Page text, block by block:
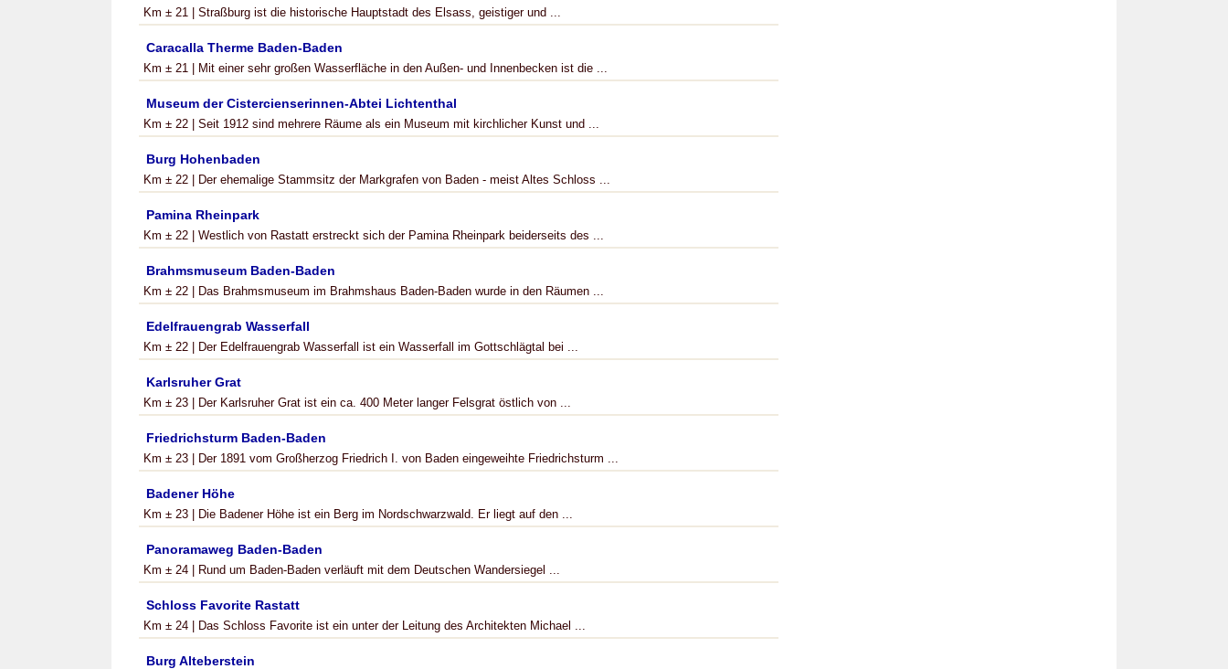
Km ± 21 | Straßburg ist die historische Hauptstadt des Elsass, geistiger und ...
Caracalla Therme Baden-Baden
Km ± 21 | Mit einer sehr großen Wasserfläche in den Außen- und Innenbecken ist die ...
Museum der Cistercienserinnen-Abtei Lichtenthal
Km ± 22 | Seit 1912 sind mehrere Räume als ein Museum mit kirchlicher Kunst und ...
Burg Hohenbaden
Km ± 22 | Der ehemalige Stammsitz der Markgrafen von Baden - meist Altes Schloss ...
Pamina Rheinpark
Km ± 22 | Westlich von Rastatt erstreckt sich der Pamina Rheinpark beiderseits des ...
Brahmsmuseum Baden-Baden
Km ± 22 | Das Brahmsmuseum im Brahmshaus Baden-Baden wurde in den Räumen ...
Edelfrauengrab Wasserfall
Km ± 22 | Der Edelfrauengrab Wasserfall ist ein Wasserfall im Gottschlägtal bei ...
Karlsruher Grat
Km ± 23 | Der Karlsruher Grat ist ein ca. 400 Meter langer Felsgrat östlich von ...
Friedrichsturm Baden-Baden
Km ± 23 | Der 1891 vom Großherzog Friedrich I. von Baden eingeweihte Friedrichsturm ...
Badener Höhe
Km ± 23 | Die Badener Höhe ist ein Berg im Nordschwarzwald. Er liegt auf den ...
Panoramaweg Baden-Baden
Km ± 24 | Rund um Baden-Baden verläuft mit dem Deutschen Wandersiegel ...
Schloss Favorite Rastatt
Km ± 24 | Das Schloss Favorite ist ein unter der Leitung des Architekten Michael ...
Burg Alteberstein